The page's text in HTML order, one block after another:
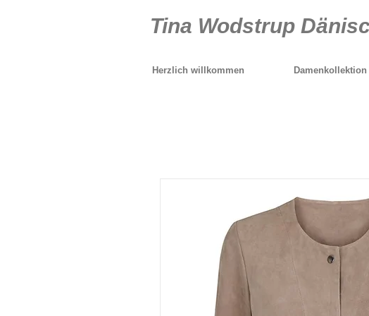
Tina Wodstrup
Herzlich willkommen Damenkollektion